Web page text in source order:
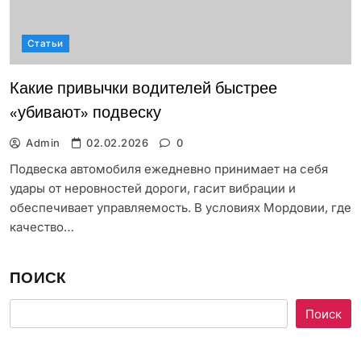
Статьи
Какие привычки водителей быстрее
«убивают» подвеску
Admin 02.02.2026 0
Подвеска автомобиля ежедневно принимает на себя
удары от неровностей дороги, гасит вибрации и
обеспечивает управляемость. В условиях Мордовии, где
качество…
ПОИСК
Поиск